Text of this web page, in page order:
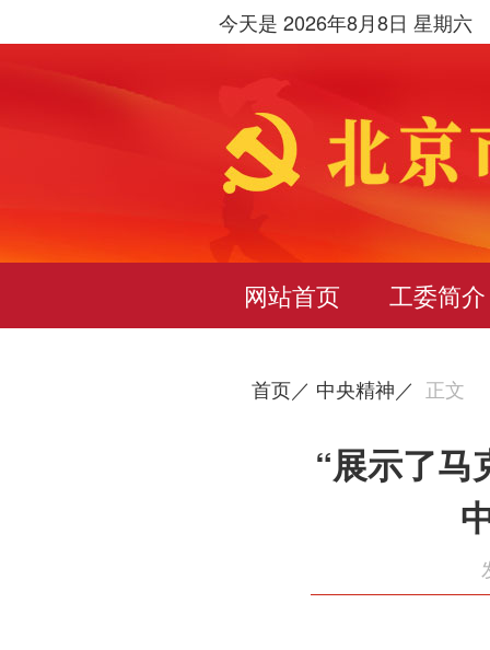
今天是 2026年8月8日 星期六
网站首页 工委简介
首页／ 中央精神／ 正文
“展示了